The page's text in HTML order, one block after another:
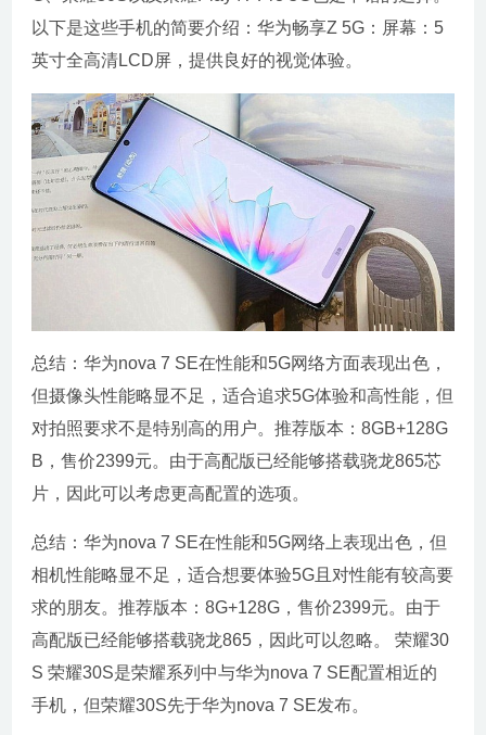
以下是这些手机的简要介绍：华为畅享Z 5G：屏幕：5
英寸全高清LCD屏，提供良好的视觉体验。
总结：华为nova 7 SE在性能和5G网络方面表现出色，
但摄像头性能略显不足，适合追求5G体验和高性能，但
对拍照要求不是特别高的用户。推荐版本：8GB+128G
B，售价2399元。由于高配版已经能够搭载骁龙865芯
片，因此可以考虑更高配置的选项。
总结：华为nova 7 SE在性能和5G网络上表现出色，但
相机性能略显不足，适合想要体验5G且对性能有较高要
求的朋友。推荐版本：8G+128G，售价2399元。由于
高配版已经能够搭载骁龙865，因此可以忽略。 荣耀30
S 荣耀30S是荣耀系列中与华为nova 7 SE配置相近的
手机，但荣耀30S先于华为nova 7 SE发布。